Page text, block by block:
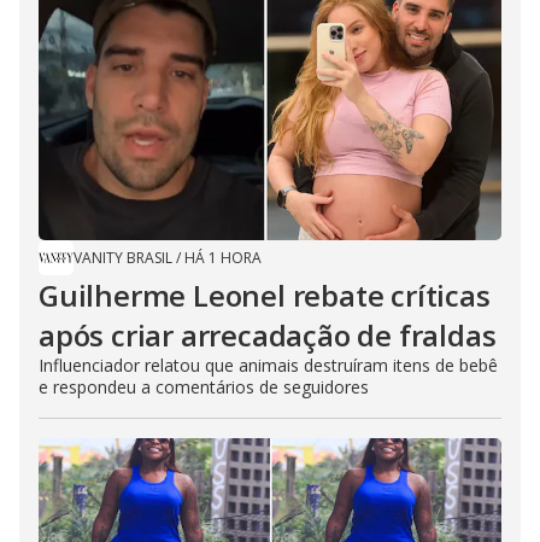
VANITY BRASIL/ HÁ 1 HORA
Guilherme Leonel rebate críticas
após criar arrecadação de fraldas
Influenciador relatou que animais destruíram itens de bebê
e respondeu a comentários de seguidores